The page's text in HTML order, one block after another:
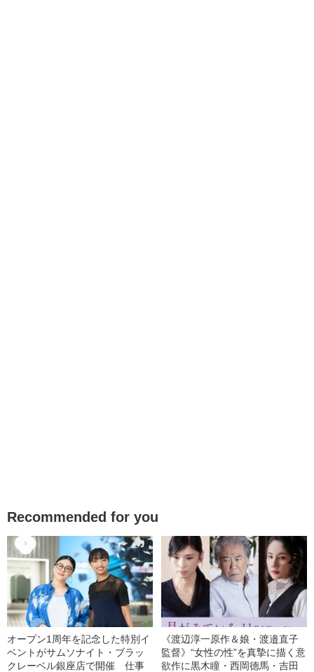
Recommended for you
オープン1周年を記念した特別イ
ベントがサムソナイト・ブラッ
クレーベル銀座店で開催 仕事
《渡辺淳一原作＆娘・渡邉直子
監督》“女性の性”を真摯に描く意
欲作に黒木瞳・西岡德馬・吉田